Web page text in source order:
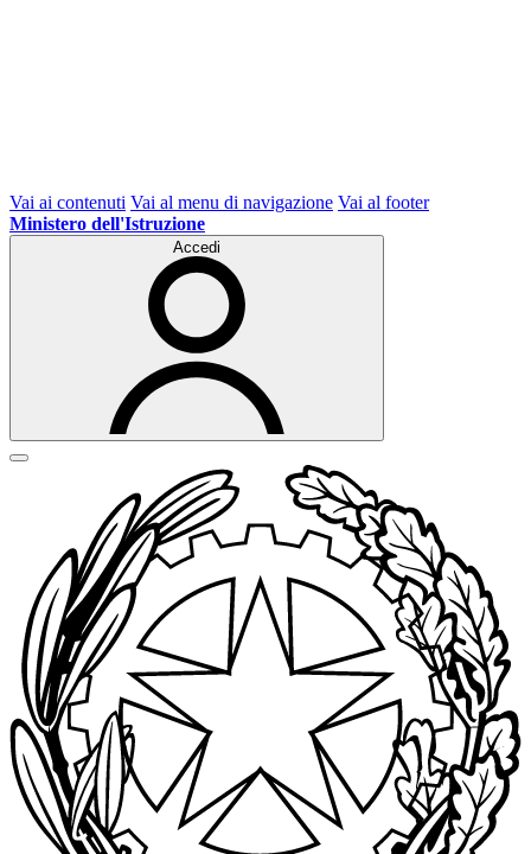
Vai ai contenuti Vai al menu di navigazione Vai al footer
Ministero dell'Istruzione
Accedi